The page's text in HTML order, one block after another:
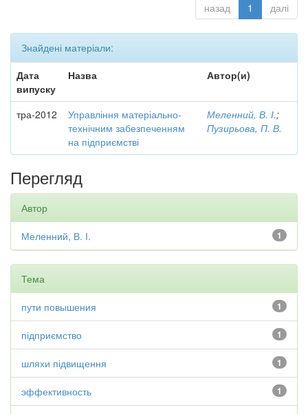
назад 1 далі
Знайдені матеріали:
Дата
випуску
Назва Автор(и)
тра-2012
Управління матеріально-
технічним забезпеченням
на підприємстві
Меленний, В. І.;
Пузирьова, П. В.
Перегляд
Автор
1
Меленний, В. І.
Тема
1
пути повышения
1
підприємство
1
шляхи підвищення
1
эффективность